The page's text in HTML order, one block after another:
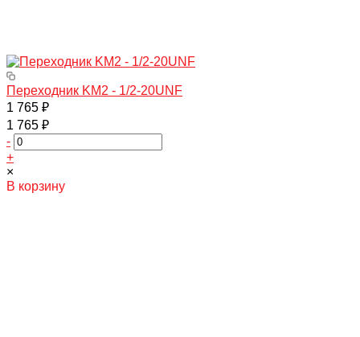
Переходник KM2 - 1/2-20UNF
1 765 ₽
1 765 ₽
-
+
×
В корзину